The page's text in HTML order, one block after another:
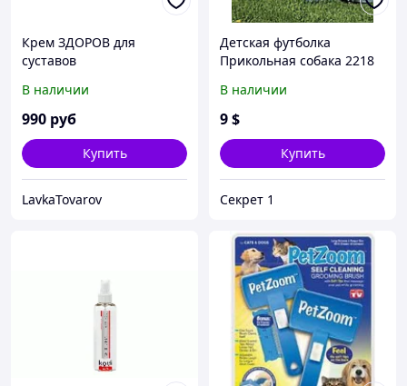
Крем ЗДОРОВ для
суставов
В наличии
990 руб
Купить
LavkaTovarov
Детская футболка
Прикольная собака 2218
В наличии
9$
Купить
Секрет 1